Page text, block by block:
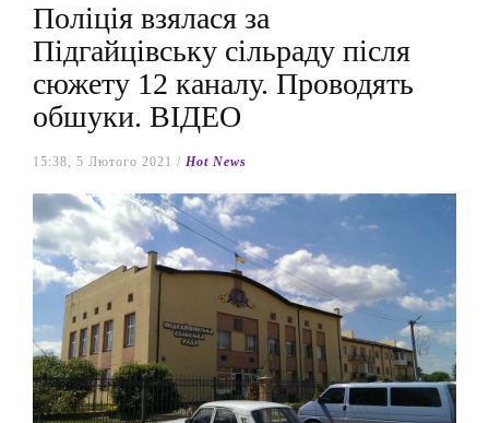
Поліція взялася за
Підгайцівську сільраду після
сюжету 12 каналу. Проводять
обшуки. ВІДЕО
15:38, 5 Лютого 2021 / Hot News